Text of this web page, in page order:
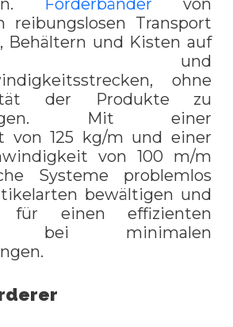
reibungslosen Transport
Behältern und Kisten auf
und
ohne
der Produkte zu
Mit einer
von 125 kg/m und einer
von 100 m/m
Systeme problemlos
bewältigen und
für einen effizienten
bei minimalen